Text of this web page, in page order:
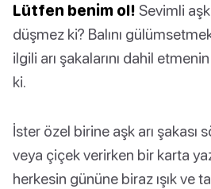
Lütfen benim ol! Sevimli
düşmez ki? Balını
ilgili arı şakalarını dahil
ki.
İster özel birine aşk arı şakası
veya çiçek verirken bir karta
herkesin gününe biraz ışık ve